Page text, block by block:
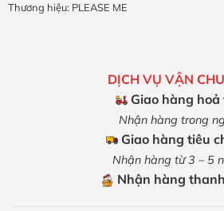
Thương hiệu: PLEASE ME
DỊCH VỤ VẬN
Giao hàng hoả
Nhận hàng trong
Giao hàng tiêu
Nhận hàng từ 3 – 5
Nhận hàng